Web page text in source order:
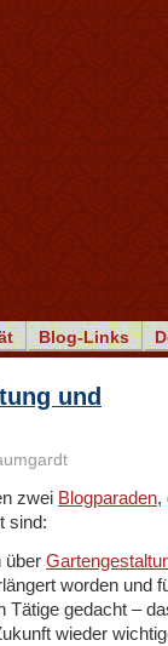
Blog-Links
und
zwei Blogparaden,
sind:
über
worden und
Tätige gedacht –
wieder